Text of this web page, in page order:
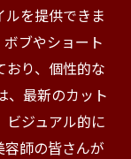
を提供できま
ブやショート
おり、個性的な
、最新のカット
ビジュアル的に
師の皆さんが